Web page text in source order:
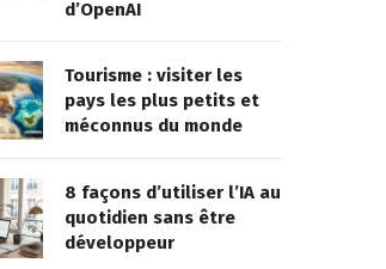
d’OpenAI
Tourisme : visiter les
pays les plus petits et
méconnus du monde
8 façons d’utiliser l’IA au
quotidien sans être
développeur